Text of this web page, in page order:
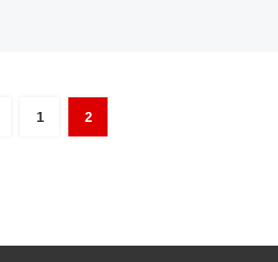
Paginazione
1 2